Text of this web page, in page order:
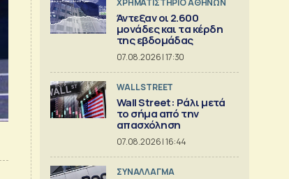
XΡΗΜΑΤΙΣΤΗΡΙΟ ΑΘΗΝΩΝ
Άντεξαν οι 2.600
μονάδες και τα κέρδη
της εβδομάδας
07.08.2026 | 17:30
WALL STREET
Wall Street: Ράλι μετά
το σήμα από την
απασχόληση
07.08.2026 | 16:44
ΣΥΝΑΛΛΑΓΜΑ